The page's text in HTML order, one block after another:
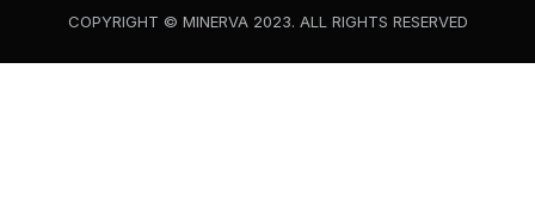
COPYRIGHT © MINERVA 2023. ALL RIGHTS RESERVED